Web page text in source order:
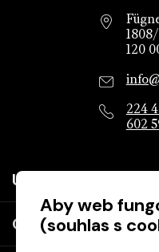
120
224
602
Užitečné
O společnosti
Aby web
(souhlas s